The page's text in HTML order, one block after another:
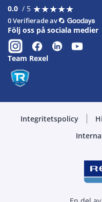
0.0 / 5 ★★★★★
★★★★★
0 Verifierade av
Följ oss på sociala medier
Team Rexel
Integritetspolicy